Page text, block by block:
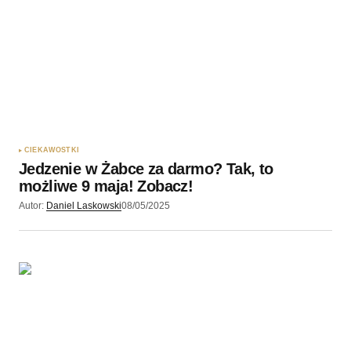
CIEKAWOSTKI
Jedzenie w Żabce za darmo? Tak, to
możliwe 9 maja! Zobacz!
Autor: Daniel Laskowski08/05/2025